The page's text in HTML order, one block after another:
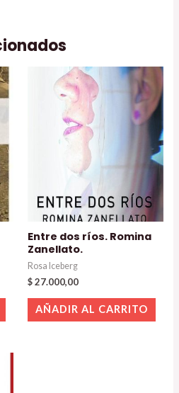
Entre dos ríos. Romina
Zanellato.
Rosa Iceberg
$27.000,00
AÑADIR AL CARRITO